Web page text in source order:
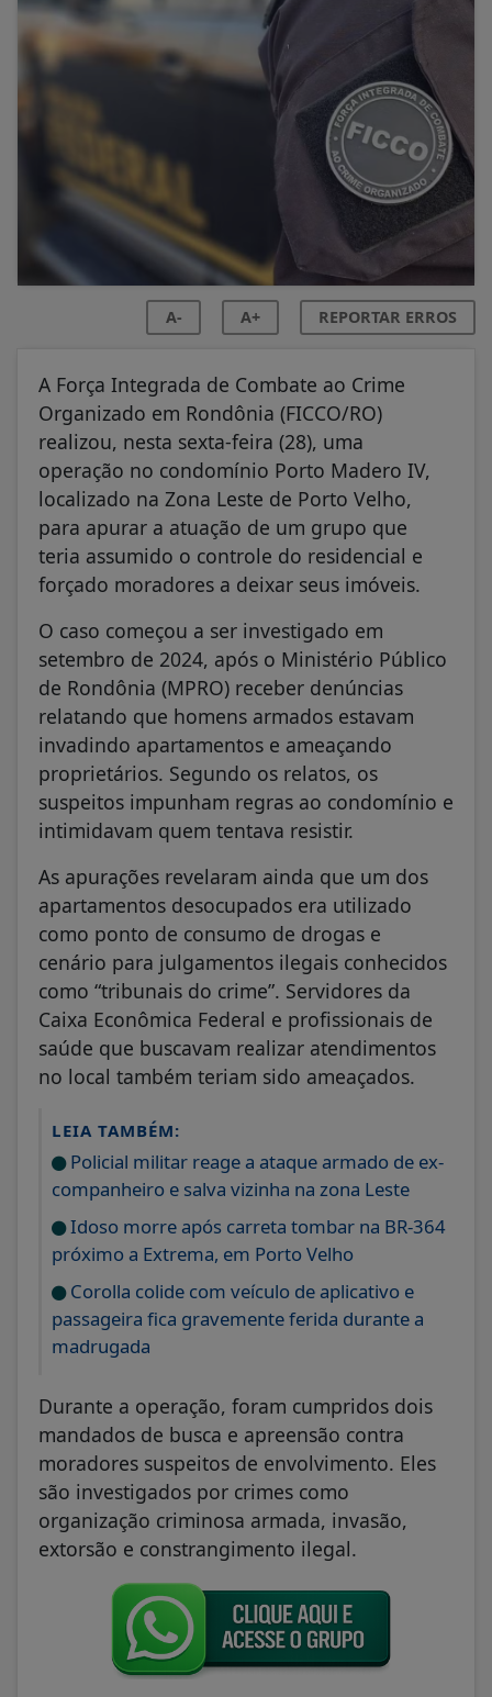
A- A+ REPORTAR ERROS
A Força Integrada de Combate ao Crime
Organizado em Rondônia (FICCO/RO)
realizou, nesta sexta-feira (28), uma
operação no condomínio Porto Madero IV,
localizado na Zona Leste de Porto Velho,
para apurar a atuação de um grupo que
teria assumido o controle do residencial e
forçado moradores a deixar seus imóveis.
O caso começou a ser investigado em
setembro de 2024, após o Ministério Público
de Rondônia (MPRO) receber denúncias
relatando que homens armados estavam
invadindo apartamentos e ameaçando
proprietários. Segundo os relatos, os
suspeitos impunham regras ao condomínio e
intimidavam quem tentava resistir.
As apurações revelaram ainda que um dos
apartamentos desocupados era utilizado
como ponto de consumo de drogas e
cenário para julgamentos ilegais conhecidos
como “tribunais do crime”. Servidores da
Caixa Econômica Federal e profissionais de
saúde que buscavam realizar atendimentos
no local também teriam sido ameaçados.
LEIA TAMBÉM:
Policial militar reage a ataque armado de ex-
companheiro e salva vizinha na zona Leste
Idoso morre após carreta tombar na BR-364
próximo a Extrema, em Porto Velho
Corolla colide com veículo de aplicativo e
passageira fica gravemente ferida durante a
madrugada
Durante a operação, foram cumpridos dois
mandados de busca e apreensão contra
moradores suspeitos de envolvimento. Eles
são investigados por crimes como
organização criminosa armada, invasão,
extorsão e constrangimento ilegal.